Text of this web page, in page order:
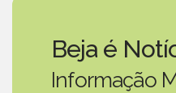
Beja é
Informação